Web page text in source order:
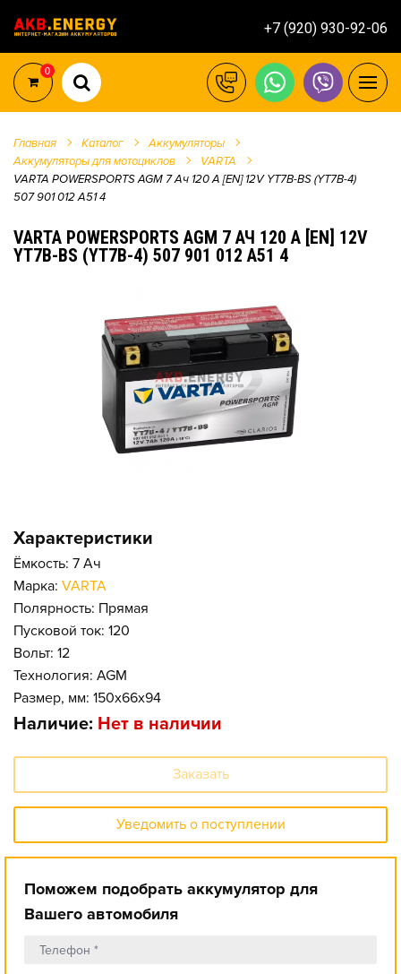
+7 (920) 930-92-06
0
Главная Каталог
Аккумуляторы
Аккумуляторы для мотоциклов
VARTA
VARTA POWERSPORTS AGM 7 Ач 120 A [EN] 12V YT7B-BS (YT7B-4)
507 901 012 A51 4
VARTA POWERSPORTS AGM 7 АЧ 120 A [EN] 12V
YT7B-BS (YT7B-4) 507 901 012 A51 4
Характеристики
Ёмкость: 7 Ач
Марка: VARTA
Полярность: Прямая
Пусковой ток: 120
Вольт: 12
Технология: AGM
Размер, мм: 150x66x94
Наличие: Нет в наличии
Заказать
Уведомить о поступлении
Поможем подобрать аккумулятор для
Вашего автомобиля